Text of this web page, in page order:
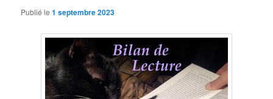
Publié le1 septembre 2023